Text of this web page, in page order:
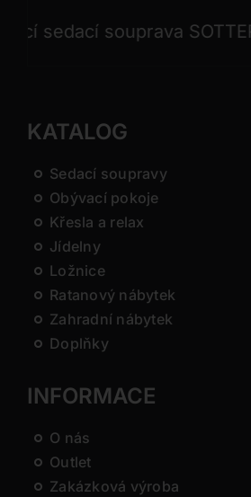
souprava SOTTER
KATALOG
Sedací soupravy
Obývací pokoje
Křesla a relax
Jídelny
Ložnice
Ratanový nábytek
Zahradní nábytek
Doplňky
INFORMACE
O nás
Outlet
Zakázková výroba